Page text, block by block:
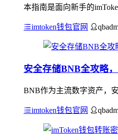
本指南是面向新手的
imtoken钱包官网
安全存储BNB全攻略
BNB作为主流数字资产，
imtoken钱包官网